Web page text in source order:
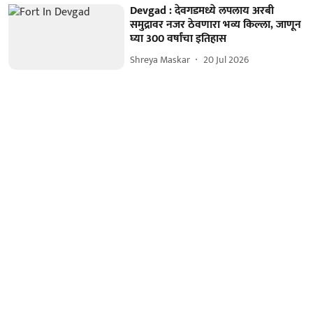
Devgad : देवगडमध्ये लपलाय अरबी
समुद्रावर नजर ठेवणारा भव्य किल्ला, जाणून
घ्या 300 वर्षांचा इतिहास
Shreya Maskar 20 Jul 2026